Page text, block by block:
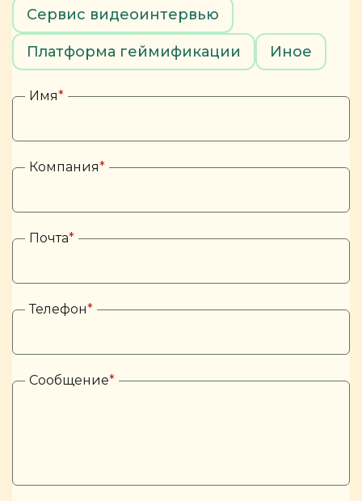
Сервис видеоинтервью
Платформа геймификации Иное
Имя*
Компания*
Почта*
Телефон*
Сообщение*